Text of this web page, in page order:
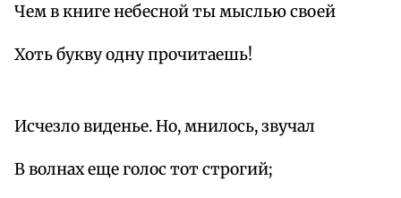
Чем в книге небесной ты мыслью своей
Хоть букву одну прочитаешь!
Исчезло виденье. Но, мнилось, звучал
В волнах еще голос тот строгий;